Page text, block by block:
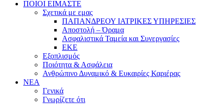
ΠΟΙΟΙ ΕΙΜΑΣΤΕ
Σχετικά με εμας
ΠΑΠΑΝΔΡΕΟΥ ΙΑΤΡΙΚΕΣ ΥΠΗΡΕΣΙΕΣ
Αποστολή – Όραμα
Ασφαλιστικά Ταμεία και Συνεργασίες
ΕΚΕ
Εξοπλισμός
Ποιότητα & Ασφάλεια
Ανθρώπινο Δυναμικό & Ευκαιρίες Καριέρας
ΝΕΑ
Γενικά
Γνωρίζετε ότι